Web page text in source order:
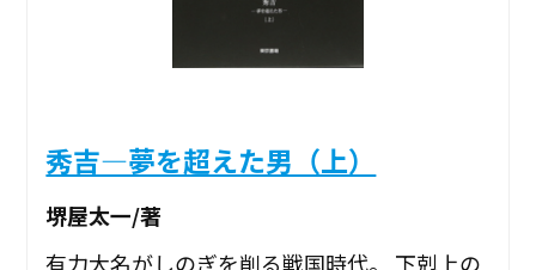
秀吉―夢を超えた男（上）
堺屋太一/著
有力大名がしのぎを削る戦国時代。 下剋上の